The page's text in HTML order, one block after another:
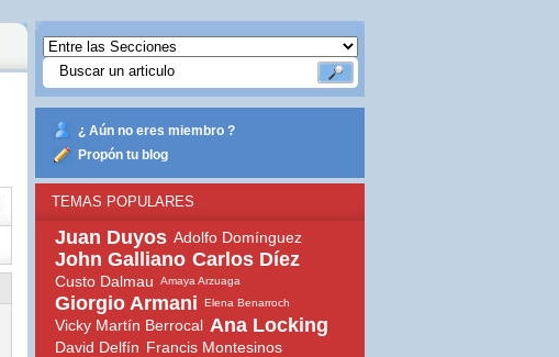
¿ Aún no eres miembro ?
Propón tu blog
TEMAS POPULARES
Juan Duyos Adolfo Domínguez
John Galliano Carlos Díez
Custo Dalmau Amaya Arzuaga
Giorgio Armani Elena Benarroch
Vicky Martín Berrocal Ana Locking
David Delfín Francis Montesinos